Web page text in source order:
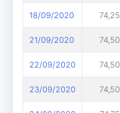
18/09/2020 74,25
21/09/2020 74,50
22/09/2020 74,50
23/09/2020 74,50